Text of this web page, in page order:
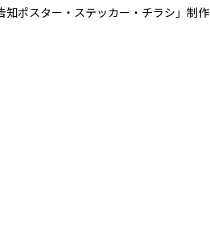
知ポスター・ステッカー・チラシ」制作